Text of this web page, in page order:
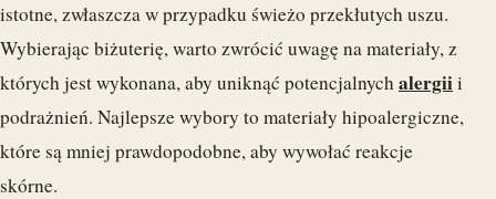
istotne, zwłaszcza w przypadku świeżo przekłutych uszu.
Wybierając biżuterię, warto zwrócić uwagę na materiały, z
których jest wykonana, aby uniknąć potencjalnychalergiii
podrażnień. Najlepsze wybory to materiały hipoalergiczne,
które są mniej prawdopodobne, aby wywołać reakcje
skórne.